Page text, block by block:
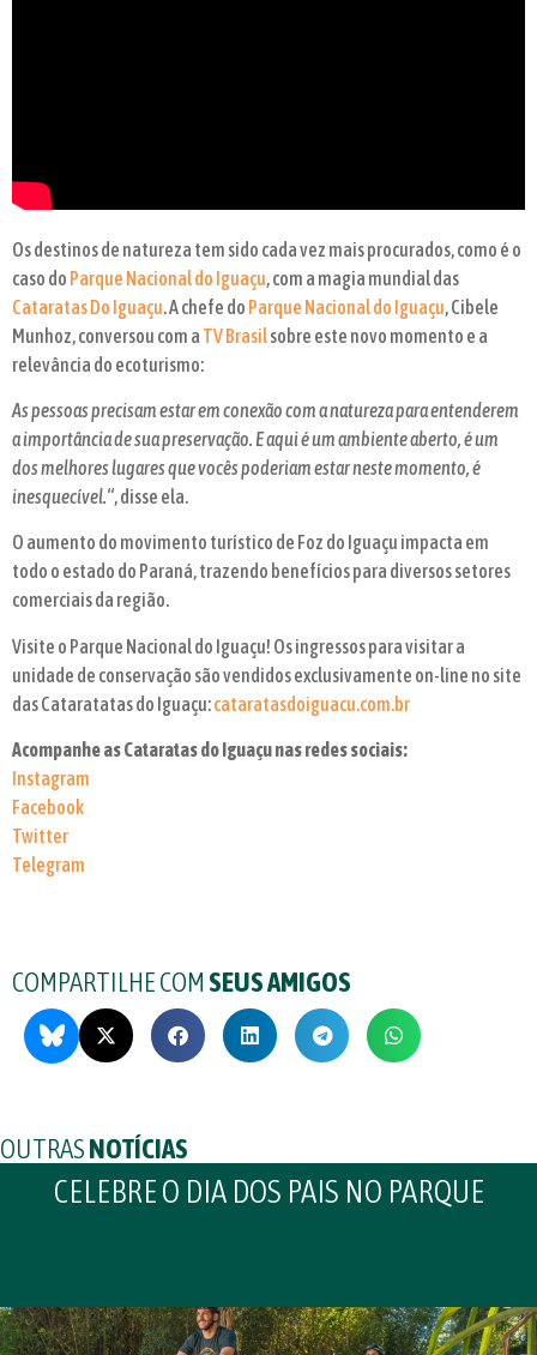
Os destinos de natureza tem sido cada vez mais procurados, como é o
caso do Parque Nacional do Iguaçu , com a magia mundial das
Cataratas Do Iguaçu . A chefe do Parque Nacional do Iguaçu , Cibele
Munhoz, conversou com a TV Brasil sobre este novo momento e a
relevância do ecoturismo:
As pessoas precisam estar em conexão com a natureza para entenderem
a importância de sua preservação. E aqui é um ambiente aberto, é um
dos melhores lugares que vocês poderiam estar neste momento, é
inesquecível.“, disse ela.
O aumento do movimento turístico de Foz do Iguaçu impacta em
todo o estado do Paraná, trazendo benefícios para diversos setores
comerciais da região.
Visite o Parque Nacional do Iguaçu! Os ingressos para visitar a
unidade de conservação são vendidos exclusivamente on-line no site
das Cataratatas do Iguaçu:cataratasdoiguacu.com.br
Acompanhe as Cataratas do Iguaçu nas redes sociais:
Instagram
Facebook
Twitter
Telegram
COMPARTILHE COM SEUS AMIGOS
OUTRASNOTÍCIAS
CELEBRE O DIA DOS PAIS NO PARQUE